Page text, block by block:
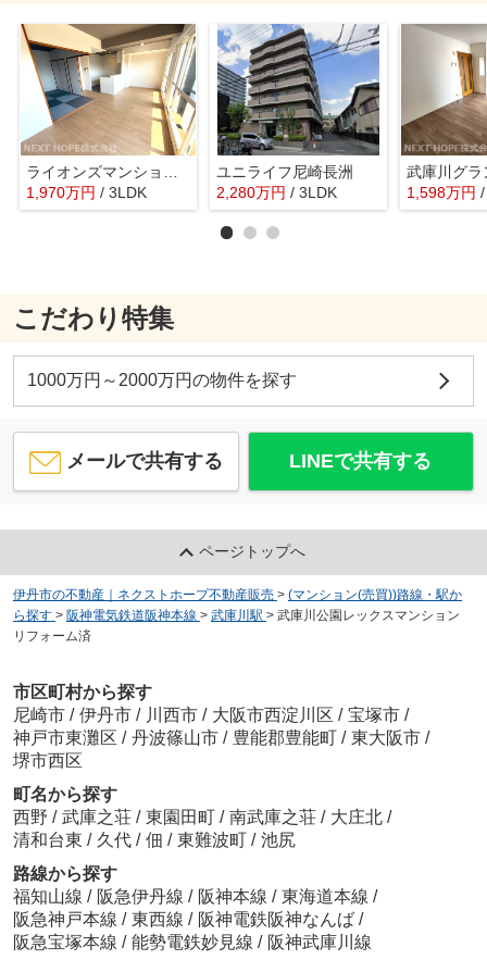
1,970万円 / 3LDK
ユニライフ尼崎長洲
2,280万円 / 3LDK
武庫川グラ
1,598万円
こだわり特集
1000万円～2000万円の物件を探す
メールで共有する LINEで共有する
ページトップへ
伊丹市の不動産｜ネクストホープ不動産販売 > (マンション(売買))路線・駅か
ら探す > 阪神電気鉄道阪神本線 > 武庫川駅 > 武庫川公園レックスマンション
リフォーム済
市区町村から探す
尼崎市 / 伊丹市 / 川西市 / 大阪市西淀川区 / 宝塚市 /
神戸市東灘区 / 丹波篠山市 / 豊能郡豊能町 / 東大阪市 /
堺市西区
町名から探す
西野 / 武庫之荘 / 東園田町 / 南武庫之荘 / 大庄北 /
清和台東 / 久代 / 佃 / 東難波町 / 池尻
路線から探す
福知山線 / 阪急伊丹線 / 阪神本線 / 東海道本線 /
阪急神戸本線 / 東西線 / 阪神電鉄阪神なんば /
阪急宝塚本線 / 能勢電鉄妙見線 / 阪神武庫川線